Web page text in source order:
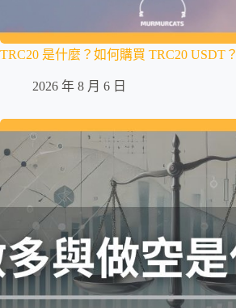
TRC20 是什麼？如何購買 TRC20 USDT？
2026 年 8 月 6 日